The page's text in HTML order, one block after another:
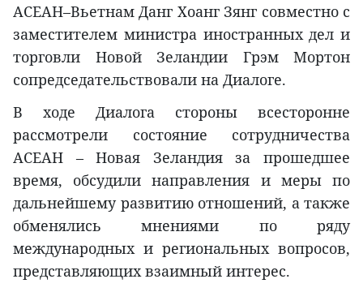
АСЕАН–Вьетнам Данг Хоанг Зянг совместно с
заместителем министра иностранных дел и
торговли Новой Зеландии Грэм Мортон
сопредседательствовали на Диалоге.
В ходе Диалога стороны всесторонне
рассмотрели состояние сотрудничества
АСЕАН – Новая Зеландия за прошедшее
время, обсудили направления и меры по
дальнейшему развитию отношений, а также
обменялись мнениями по ряду
международных и региональных вопросов,
представляющих взаимный интерес.